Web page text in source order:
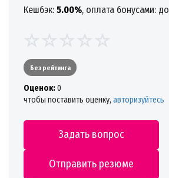
Кешбэк: 5.00%, оплата бонусами: до
Без рейтинга
Oценок:0
чтобы поставить оценку, авторизуйтесь
Задать вопрос
Отправить резюме